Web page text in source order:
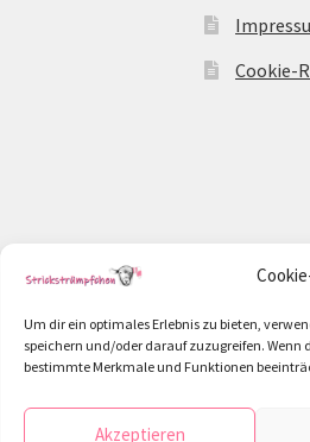
Um dir ein optimales Erlebnis zu bieten,
speichern und/oder darauf zuzugreifen.
bestimmte Merkmale und Funktionen
Akzeptieren
Cookie-